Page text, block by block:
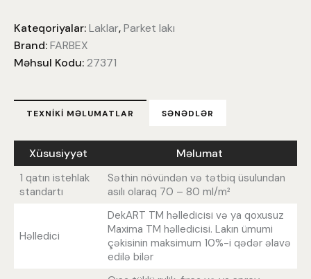
Kateqoriyalar:Laklar,Parket lakı
Brand:FARBEX
Məhsul Kodu:27371
TEXNIKI MƏLUMATLAR SƏNƏDLƏR
Xüsusiyyət Məlumat
1 qatın istehlak
standartı
Səthin növündən və tətbiq üsulundan
asılı olaraq 70 – 80 ml/m²
Həlledici
DekART TM həlledicisi və ya qoxusuz
Maxima TM həlledicisi. Lakın ümumi
çəkisinin maksimum 10%-i qədər əlavə
edilə bilər